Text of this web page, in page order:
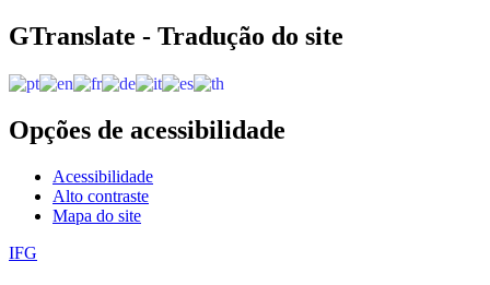
Acesso à informação
GTranslate - Tradução do site
Opções de acessibilidade
Acessibilidade
Alto contraste
Mapa do site
IFG